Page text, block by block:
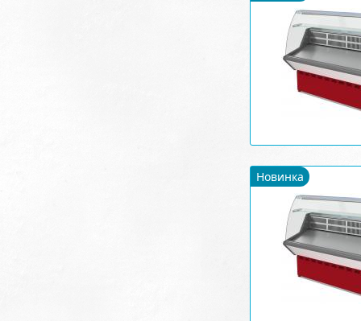
Новинка